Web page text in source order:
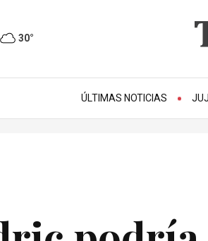
30°
ÚLTIMAS NOTICIAS